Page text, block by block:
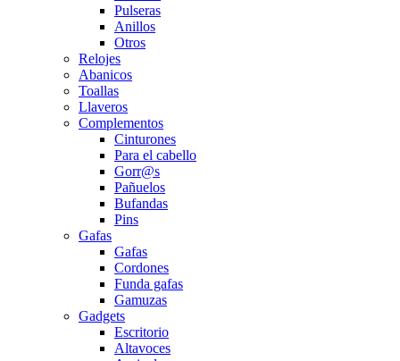
Pulseras
Anillos
Otros
Relojes
Abanicos
Toallas
Llaveros
Complementos
Cinturones
Para el cabello
Gorr@s
Pañuelos
Bufandas
Pins
Gafas
Gafas
Cordones
Funda gafas
Gamuzas
Gadgets
Escritorio
Altavoces